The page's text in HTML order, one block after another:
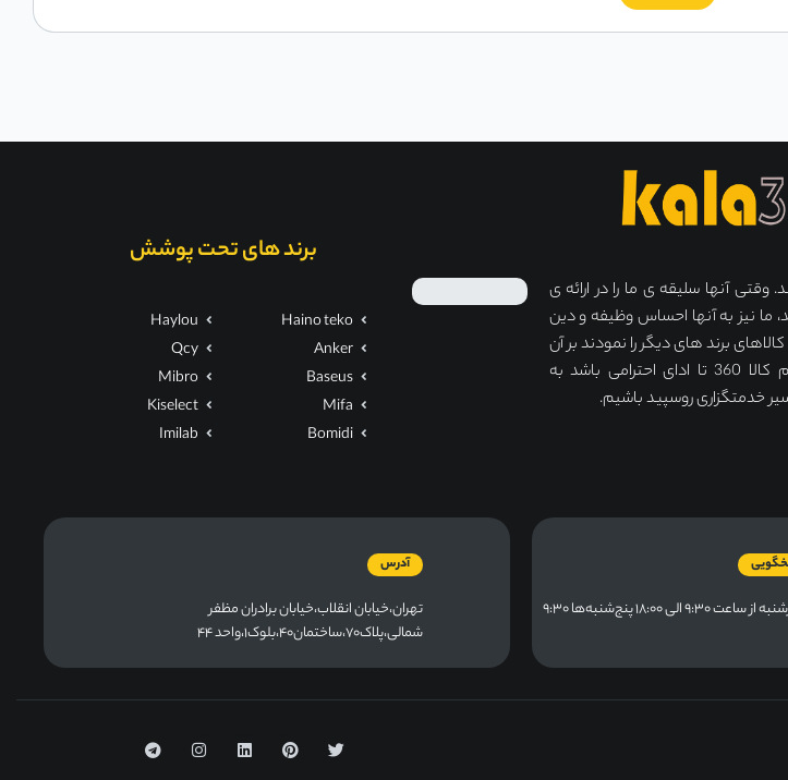
آنها سلیقه ی ما را در ارائه ی
ما نیز به آنها احساس وظیفه و دین
برند های دیگر را نمودند بر آن
شدیم دکان مجازی دیگری بگشائیم با نام کالا 360 تا ادای احترامی باشد به
خدمتگزاری روسپید باشیم.
برند های تحت پوشش
Haino teko
Anker
Baseus
Mifa
Bomidi
Haylou
Qcy
Mibro
Kiselect
Imilab
شنبه تا چهارشنبه از ساعت ۹:۳۰ الی ۱۸:۰۰ پنج‌شنبه‌ها ۹:۳۰
آدرس
تهران،خیابان انقلاب،خیابان برادران مظفر
شمالی،پلاک۷۰،ساختمان۴۰،بلوک۱،واحد ۴۴